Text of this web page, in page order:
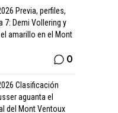
Previa, perfiles,
7: Demi Vollering y
amarillo en el Mont
0
Clasificación
aguanta el
del Mont Ventoux